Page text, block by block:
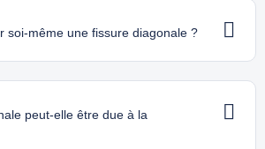
soi-même une fissure diagonale ?
peut-elle être due à la